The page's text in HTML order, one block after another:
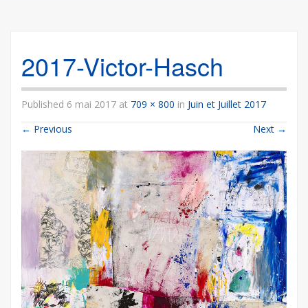
2017-Victor-Hasch
Published 6 mai 2017 at 709 × 800 in Juin et Juillet 2017
← Previous Next →